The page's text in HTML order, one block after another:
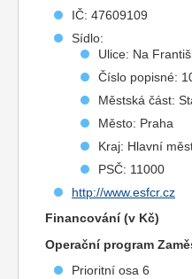
IČ: 47609109
Sídlo:
Ulice: Na
Číslo popisné:
Městská část:
Město: Praha
Kraj: Hlavní
PSČ: 11000
http://www.esfcr.cz
Financování (v Kč)
Operační program
Prioritní osa 6